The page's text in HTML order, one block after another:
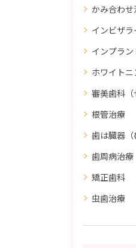
かみ合わせ
インビザラ
インプラン
ホワイトニ
審美歯科（セラミック
根管治療
歯は臓器（
歯周病治療
矯正歯科
虫歯治療